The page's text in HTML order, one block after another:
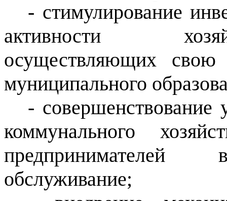
- стимулирование
активности
осуществляющих свою
муниципального
-
коммунального
предпринимателей
обслуживание;